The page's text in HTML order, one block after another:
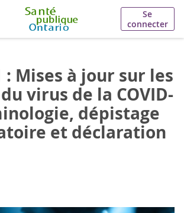
Se
connecter
: Mises à jour sur les
virus de la COVID-
dépistage
et déclaration